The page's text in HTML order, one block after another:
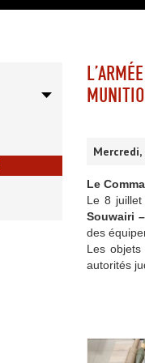
Mercredi,
Le
Le 8
Souwairi
des
Les
autorités